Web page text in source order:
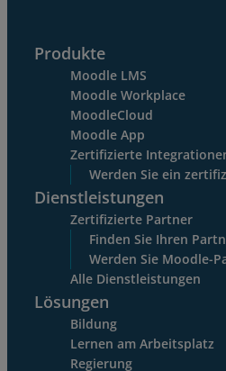
Produkte
Moodle LMS
Moodle Workplace
MoodleCloud
Moodle App
Zertifizierte
Werden Sie ein
Dienstleistungen
Zertifizierte Partner
Finden Sie Ihren
Werden Sie Moodle-
Alle Dienstleistungen
Lösungen
Bildung
Lernen am Arbeitsplatz
Regierung